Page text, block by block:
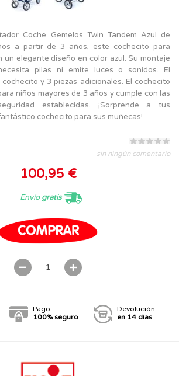
Coche Gemelos Twin Tandem Azul de
a partir de 3 años, este cochecito para
un elegante diseño en color azul. Su montaje
pilas ni emite luces o sonidos. El
y 3 piezas adicionales. El cochecito
niños mayores de 3 años y cumple con las
establecidas. ¡Sorprende a tus
cochecito para sus muñecas!
sin ningún comentario
100,95 €
Envíogratis
Pago
100% seguro
Devolución
en 14 días